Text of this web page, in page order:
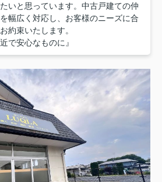
いと思っています。中古戸建ての仲
幅広く対応し、お客様のニーズに合
約束いたします。
で安心なものに』